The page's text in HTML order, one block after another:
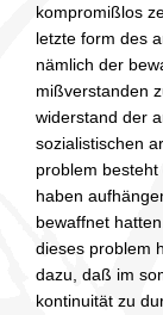
kompromißlos
letzte form des
nämlich der
mißverstanden
widerstand der
sozialistischen
problem
haben
bewaffnet
dieses problem
dazu, daß im
kontinuität zu